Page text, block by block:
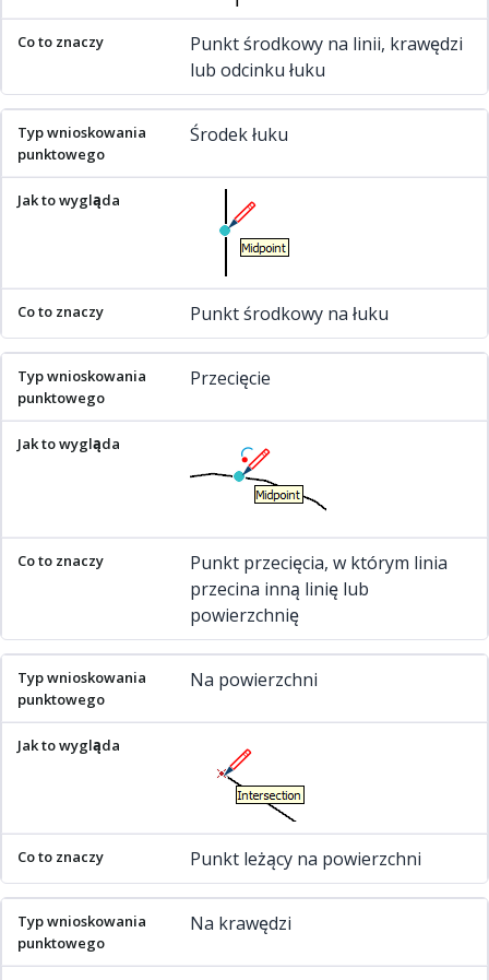
Punkt środkowy na linii, krawędzi
lub odcinku łuku
Środek łuku
Punkt środkowy na łuku
Przecięcie
Punkt przecięcia, w którym linia
przecina inną linię lub
powierzchnię
Na powierzchni
Punkt leżący na powierzchni
Na krawędzi